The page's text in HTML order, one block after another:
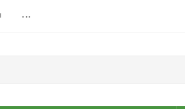
...